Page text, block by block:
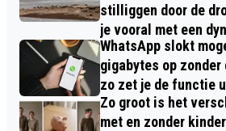
stilliggen door de
je vooral met een
WhatsApp slokt
gigabytes op
zo zet je de functie
Zo groot is het
met en zonder